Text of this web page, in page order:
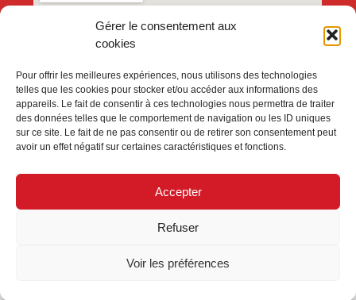
Gérer le consentement aux
cookies
Pour offrir les meilleures expériences, nous utilisons des technologies
telles que les cookies pour stocker et/ou accéder aux informations des
appareils. Le fait de consentir à ces technologies nous permettra de traiter
des données telles que le comportement de navigation ou les ID uniques
sur ce site. Le fait de ne pas consentir ou de retirer son consentement peut
avoir un effet négatif sur certaines caractéristiques et fonctions.
Accepter
Refuser
Voir les préférences
Galerie Collégiale Lille – 1991 – 2026